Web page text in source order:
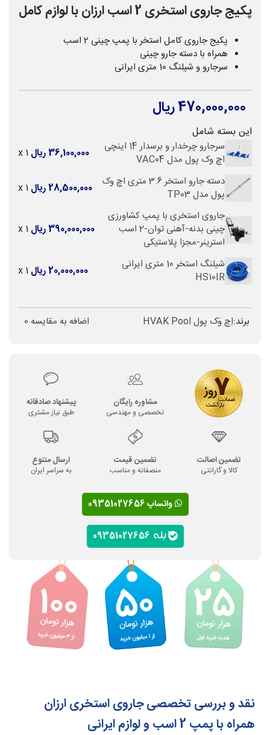
پکیج جاروی استخری 2 اسب ارزان با لوازم کامل
پکیج جاروی کامل استخر با پمپ چینی 2 اسب
همراه با دسته جارو چینی
سرجارو و شیلنگ 10 متری ایرانی
470,000,000 ریال
این بسته شامل
سرجارو چرخدار و برسدار 14 اینچی
اچ وک پول مدل VAC04
36,100,000 ریال
x 1
دسته جارو استخر 3.6 متری اچ وک
پول مدل TP03
28,500,000 ریال
x 1
جاروی استخری با پمپ کشاورزی
چینی بدنه-آهنی توان-2 اسب
استرینر-مجزا پلاستیکی
390,000,000 ریال x 1
شیلنگ استخر 10 متری ایرانی
HS10IR
20,000,000 ریال x 1
برند:اِچ وَک پول HVAK Pool اضافه به مقایسه 0
مشاوره رایگان
تخصصی و مهندسی
پیشنهاد صادقانه
طبق نیاز مشتری
تضمین اصالت
کالا و گارانتی
تضمین قیمت
منصفانه و مناسب
ارسال متنوع
به سراسر ایران
واتساپ 09351027656
نقد و بررسی تخصصی جاروی استخری ارزان
همراه با پمپ 2 اسب و لوازم ایرانی